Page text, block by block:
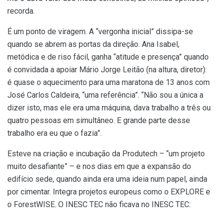
recorda.
É um ponto de viragem. A “vergonha inicial” dissipa-se
quando se abrem as portas da direção. Ana Isabel,
metódica e de riso fácil, ganha “atitude e presença” quando
é convidada a apoiar Mário Jorge Leitão (na altura, diretor):
é quase o aquecimento para uma maratona de 13 anos com
José Carlos Caldeira, “uma referência”. “Não sou a única a
dizer isto, mas ele era uma máquina, dava trabalho a três ou
quatro pessoas em simultâneo. E grande parte desse
trabalho era eu que o fazia”.
Esteve na criação e incubação da Produtech – “um projeto
muito desafiante” – e nos dias em que a expansão do
edifício sede, quando ainda era uma ideia num papel, ainda
por cimentar. Integra projetos europeus como o EXPLORE e
o ForestWISE. O INESC TEC não ficava no INESC TEC: